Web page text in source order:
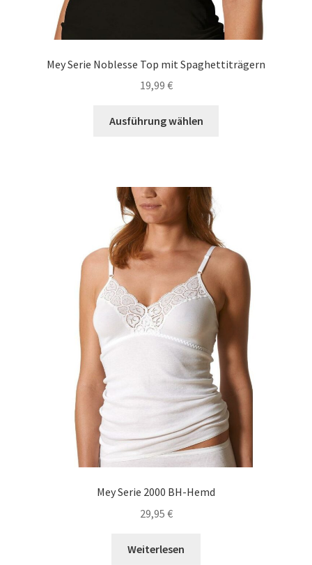
Mey Serie Noblesse Top mit Spaghettiträgern
19,99 €
Ausführung wählen
Optionen
können
auf
der
Produktseite
gewählt
werden
Mey Serie 2000 BH-Hemd
29,95 €
Weiterlesen